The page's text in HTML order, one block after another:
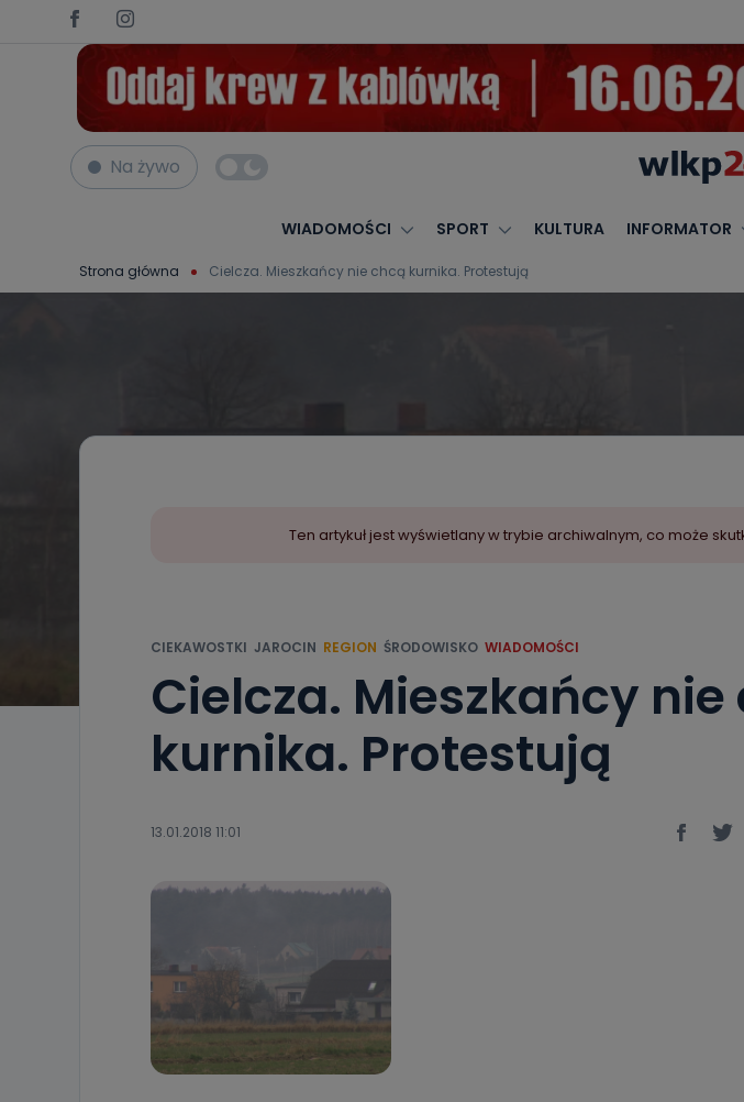
Na żywo
WIADOMOŚCI SPORT KULTURA INFORMATOR
Strona główna Cielcza. Mieszkańcy nie chcą kurnika. Protestują
Ten artykuł jest wyświetlany w trybie archiwalnym, co może
CIEKAWOSTKI JAROCIN REGION ŚRODOWISKO WIADOMOŚCI
Cielcza. Mieszkańcy nie
kurnika. Protestują
13.01.2018 11:01